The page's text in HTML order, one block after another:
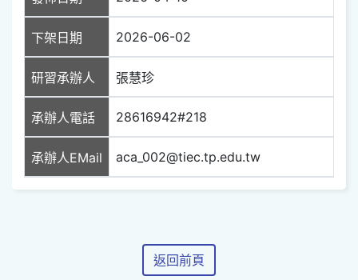
下架日期 2026-06-02
研習承辦人 張慧珍
承辦人電話 28616942#218
承辦人EMail aca_002@tiec.tp.edu.tw
返回前頁